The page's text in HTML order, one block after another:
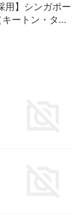
用】シンガポー
ートン・タイ